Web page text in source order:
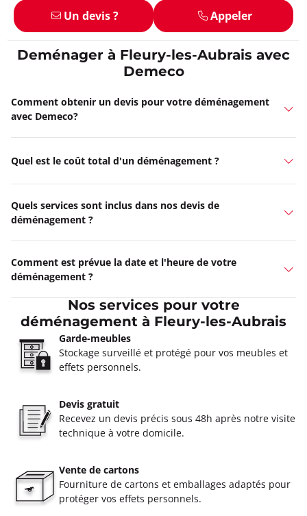
Un devis ? Appeler
Deménager à Fleury-les-Aubrais avec
Demeco
Comment obtenir un devis pour votre déménagement
avec Demeco?
Quel est le coût total d'un déménagement ?
Quels services sont inclus dans nos devis de
déménagement ?
Comment est prévue la date et l'heure de votre
déménagement ?
Nos services pour votre
déménagement à Fleury-les-Aubrais
Garde-meubles
Stockage surveillé et protégé pour vos meubles et
effets personnels.
Devis gratuit
Recevez un devis précis sous 48h après notre visite
technique à votre domicile.
Vente de cartons
Fourniture de cartons et emballages adaptés pour
protéger vos effets personnels.